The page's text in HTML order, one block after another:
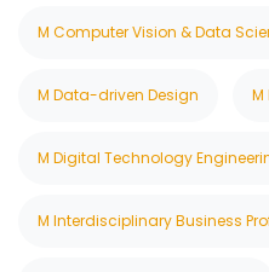
M Computer Vision & Data
M Data-driven Design M
M Digital Technology
M Interdisciplinary Business